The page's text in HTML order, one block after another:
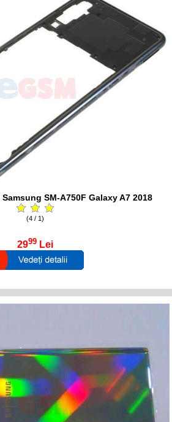
SM-A750F Galaxy A7 2018
(4 / 1)
2999 Lei